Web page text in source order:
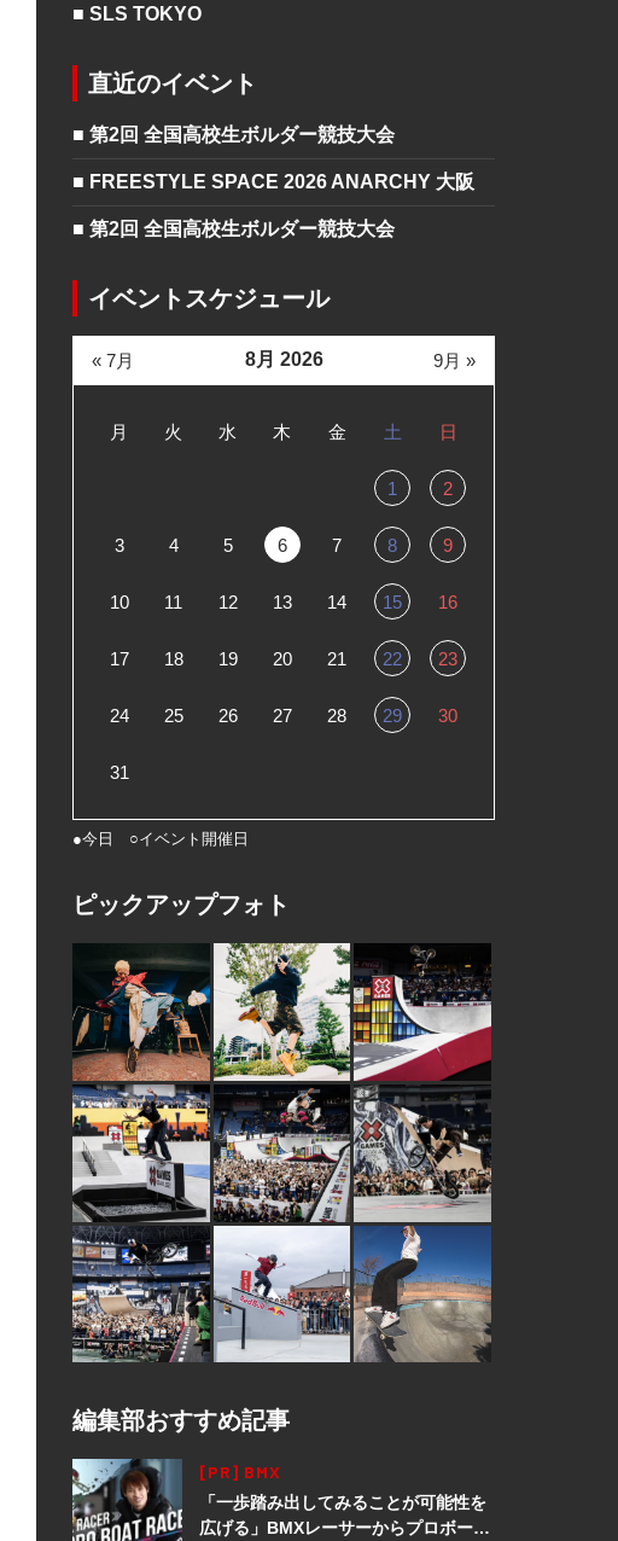
■ SLS TOKYO
直近のイベント
■ 第2回 全国高校生ボルダー競技大会
■ FREESTYLE SPACE 2026 ANARCHY 大阪
■ 第2回 全国高校生ボルダー競技大会
イベントスケジュール
8月 2026
月 火 水 木 金 土 日
1 2
3 4 5 6 7 8 9
10 11 12 13 14 15 16
17 18 19 20 21 22 23
24 25 26 27 28 29 30
31
« 7月 9月 »
●今日 ○イベント開催日
ピックアップフォト
編集部おすすめ記事
[PR] BMX
「一歩踏み出してみることが可能性を
広げる」BMXレーサーからプロボート